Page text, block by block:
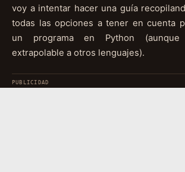
voy a intentar hacer una guía
todas las opciones a tener en cuenta
un programa en Python (aunque
extrapolable a otros lenguajes).